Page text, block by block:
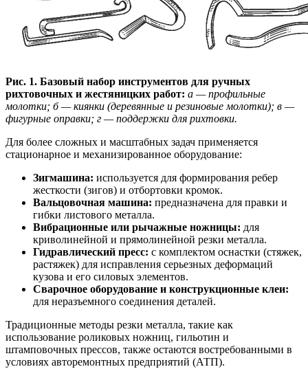
Рис. 1. Базовый набор инструментов для ручных
рихтовочных и жестяницких работ: а — профильные
молотки; б — киянки (деревянные и резиновые молотки); в —
фигурные оправки; г — поддержки для рихтовки.
Для более сложных и масштабных задач применяется
стационарное и механизированное оборудование:
Зигмашина: используется для формирования ребер
жесткости (зигов) и отбортовки кромок.
Вальцовочная машина: предназначена для правки и
гибки листового металла.
Вибрационные или рычажные ножницы: для
криволинейной и прямолинейной резки металла.
Гидравлический пресс: с комплектом оснастки (стяжек,
растяжек) для исправления серьезных деформаций
кузова и его силовых элементов.
Сварочное оборудование и конструкционные клеи:
для неразъемного соединения деталей.
Традиционные методы резки металла, такие как
использование роликовых ножниц, гильотин и
штамповочных прессов, также остаются востребованными в
условиях авторемонтных предприятий (АТП).